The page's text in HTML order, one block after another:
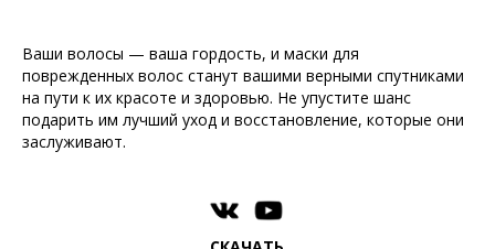
Ваши волосы — ваша гордость, и маски для
поврежденных волос станут вашими верными спутниками
на пути к их красоте и здоровью. Не упустите шанс
подарить им лучший уход и восстановление, которые они
заслуживают.